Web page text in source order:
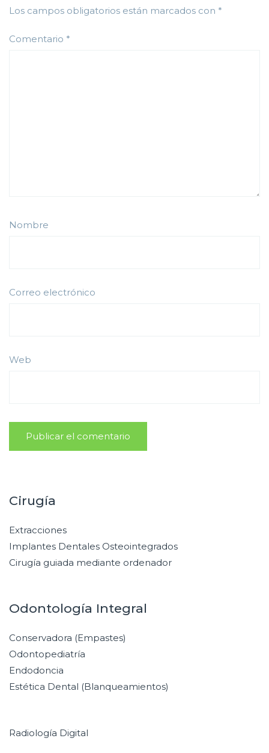
Los campos obligatorios están marcados con *
Comentario *
Nombre
Correo electrónico
Web
Cirugía
Extracciones
Implantes Dentales Osteointegrados
Cirugía guiada mediante ordenador
Odontología Integral
Conservadora (Empastes)
Odontopediatría
Endodoncia
Estética Dental (Blanqueamientos)
Radiología Digital